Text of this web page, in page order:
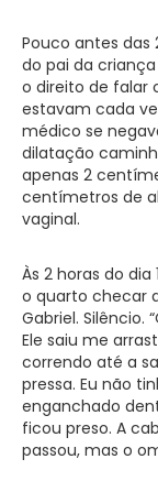
Pouco antes das
do pai da
o direito de falar
estavam cada
médico se
dilatação
apenas 2
centímetros de
vaginal.
Às 2 horas do
o quarto checar
Gabriel. Silêncio.
Ele saiu me
correndo até a
pressa. Eu não
enganchado
ficou preso. A
passou, mas o